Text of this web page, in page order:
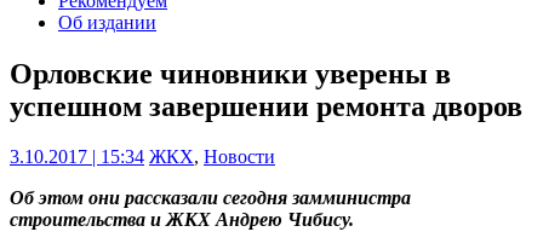
Об издании
Орловские чиновники уверены в
успешном завершении ремонта дворов
3.10.2017 | 15:34 ЖКХ, Новости
Об этом они рассказали сегодня замминистра
строительства и ЖКХ Андрею Чибису.